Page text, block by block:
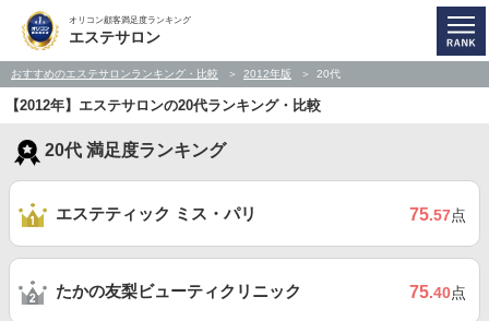
オリコン顧客満足度ランキング
エステサロン
おすすめのエステサロンランキング・比較 2012年版 20代
【2012年】エステサロンの20代ランキング・比較
20代 満足度ランキング
エステティック ミス・パリ 75.57点
たかの友梨ビューティクリニック 75.40点